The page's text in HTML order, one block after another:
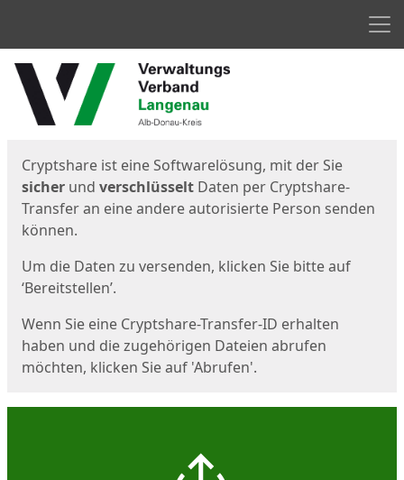
Start
Cryptshare ist eine Softwarelösung, mit der Sie
sicher und verschlüsselt Daten per Cryptshare-
Transfer an eine andere autorisierte Person senden
können.
Um die Daten zu versenden, klicken Sie bitte auf
‘Bereitstellen’.
Wenn Sie eine Cryptshare-Transfer-ID erhalten
haben und die zugehörigen Dateien abrufen
möchten, klicken Sie auf 'Abrufen'.